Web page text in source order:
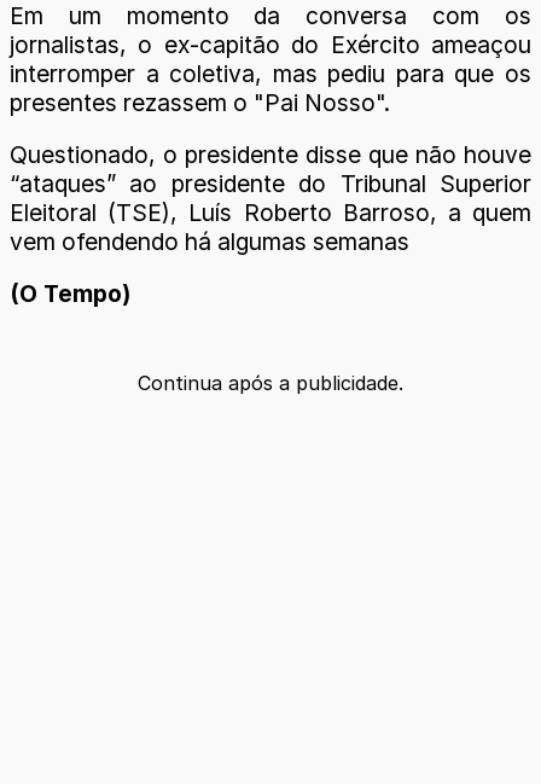
Em um momento da conversa com os
jornalistas, o ex-capitão do Exército ameaçou
interromper a coletiva, mas pediu para que os
presentes rezassem o "Pai Nosso".
Questionado, o presidente disse que não houve
“ataques” ao presidente do Tribunal Superior
Eleitoral (TSE), Luís Roberto Barroso, a quem
vem ofendendo há algumas semanas
(O Tempo)
Continua após a publicidade.